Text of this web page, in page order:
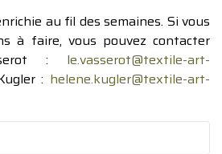
au fil des semaines. Si vous
à faire, vous pouvez contacter
: le.vasserot@textile-art-
: helene.kugler@textile-art-